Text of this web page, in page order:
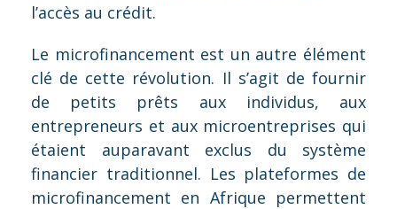
l’accès au crédit.
Le microfinancement est un autre élément
clé de cette révolution. Il s’agit de fournir
de petits prêts aux individus, aux
entrepreneurs et aux microentreprises qui
étaient auparavant exclus du système
financier traditionnel. Les plateformes de
microfinancement en Afrique permettent